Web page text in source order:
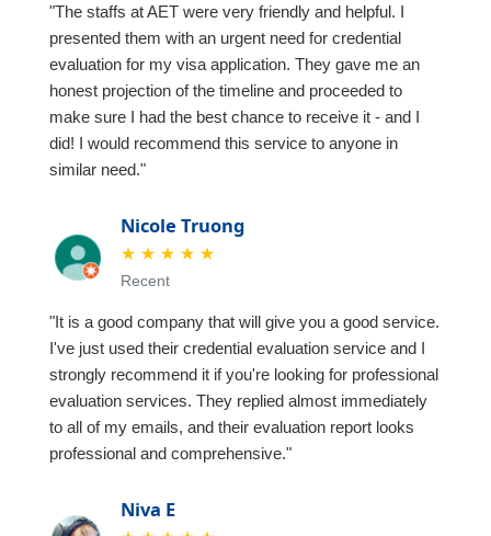
"The staffs at AET were very friendly and helpful. I
presented them with an urgent need for credential
evaluation for my visa application. They gave me an
honest projection of the timeline and proceeded to
make sure I had the best chance to receive it - and I
did! I would recommend this service to anyone in
similar need."
Nicole Truong
★ ★ ★ ★ ★
Recent
"It is a good company that will give you a good service.
I've just used their credential evaluation service and I
strongly recommend it if you're looking for professional
evaluation services. They replied almost immediately
to all of my emails, and their evaluation report looks
professional and comprehensive."
Niva E